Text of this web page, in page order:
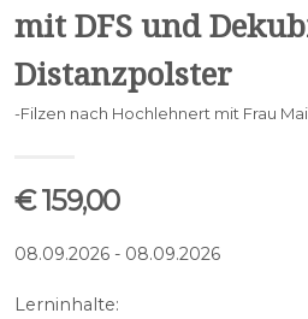
mit DFS und
Distanzpolster
-Filzen nach Hochlehnert mit Frau
€ 159,00
08.09.2026 - 08.09.2026
Lerninhalte: